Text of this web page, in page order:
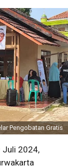
Pengobatan Gratis
Juli 2024,